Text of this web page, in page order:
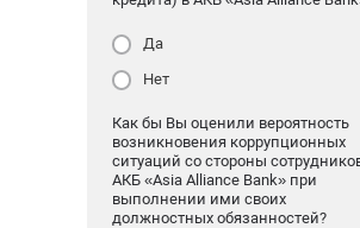
Да
Нет
Как бы Вы оценили вероятность
возникновения коррупционных
ситуаций со стороны
АКБ «Asia Alliance Bank» при
выполнении ими своих
должностных обязанностей?